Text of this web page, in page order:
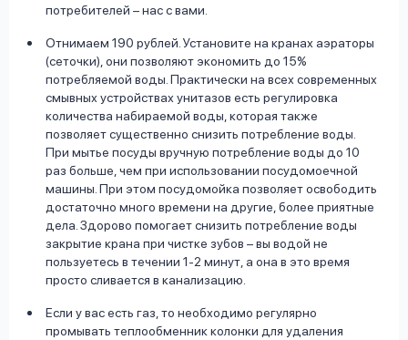
потребителей – нас с вами.
Отнимаем 190 рублей. Установите на кранах аэраторы
(сеточки), они позволяют экономить до 15%
потребляемой воды. Практически на всех современных
смывных устройствах унитазов есть регулировка
количества набираемой воды, которая также
позволяет существенно снизить потребление воды.
При мытье посуды вручную потребление воды до 10
раз больше, чем при использовании посудомоечной
машины. При этом посудомойка позволяет освободить
достаточно много времени на другие, более приятные
дела. Здорово помогает снизить потребление воды
закрытие крана при чистке зубов – вы водой не
пользуетесь в течении 1-2 минут, а она в это время
просто сливается в канализацию.
Если у вас есть газ, то необходимо регулярно
промывать теплообменник колонки для удаления